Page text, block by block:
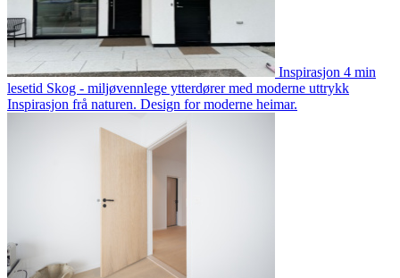
Inspirasjon 4 min
lesetid Skog - miljøvennlege ytterdører med moderne uttrykk
Inspirasjon frå naturen. Design for moderne heimar.